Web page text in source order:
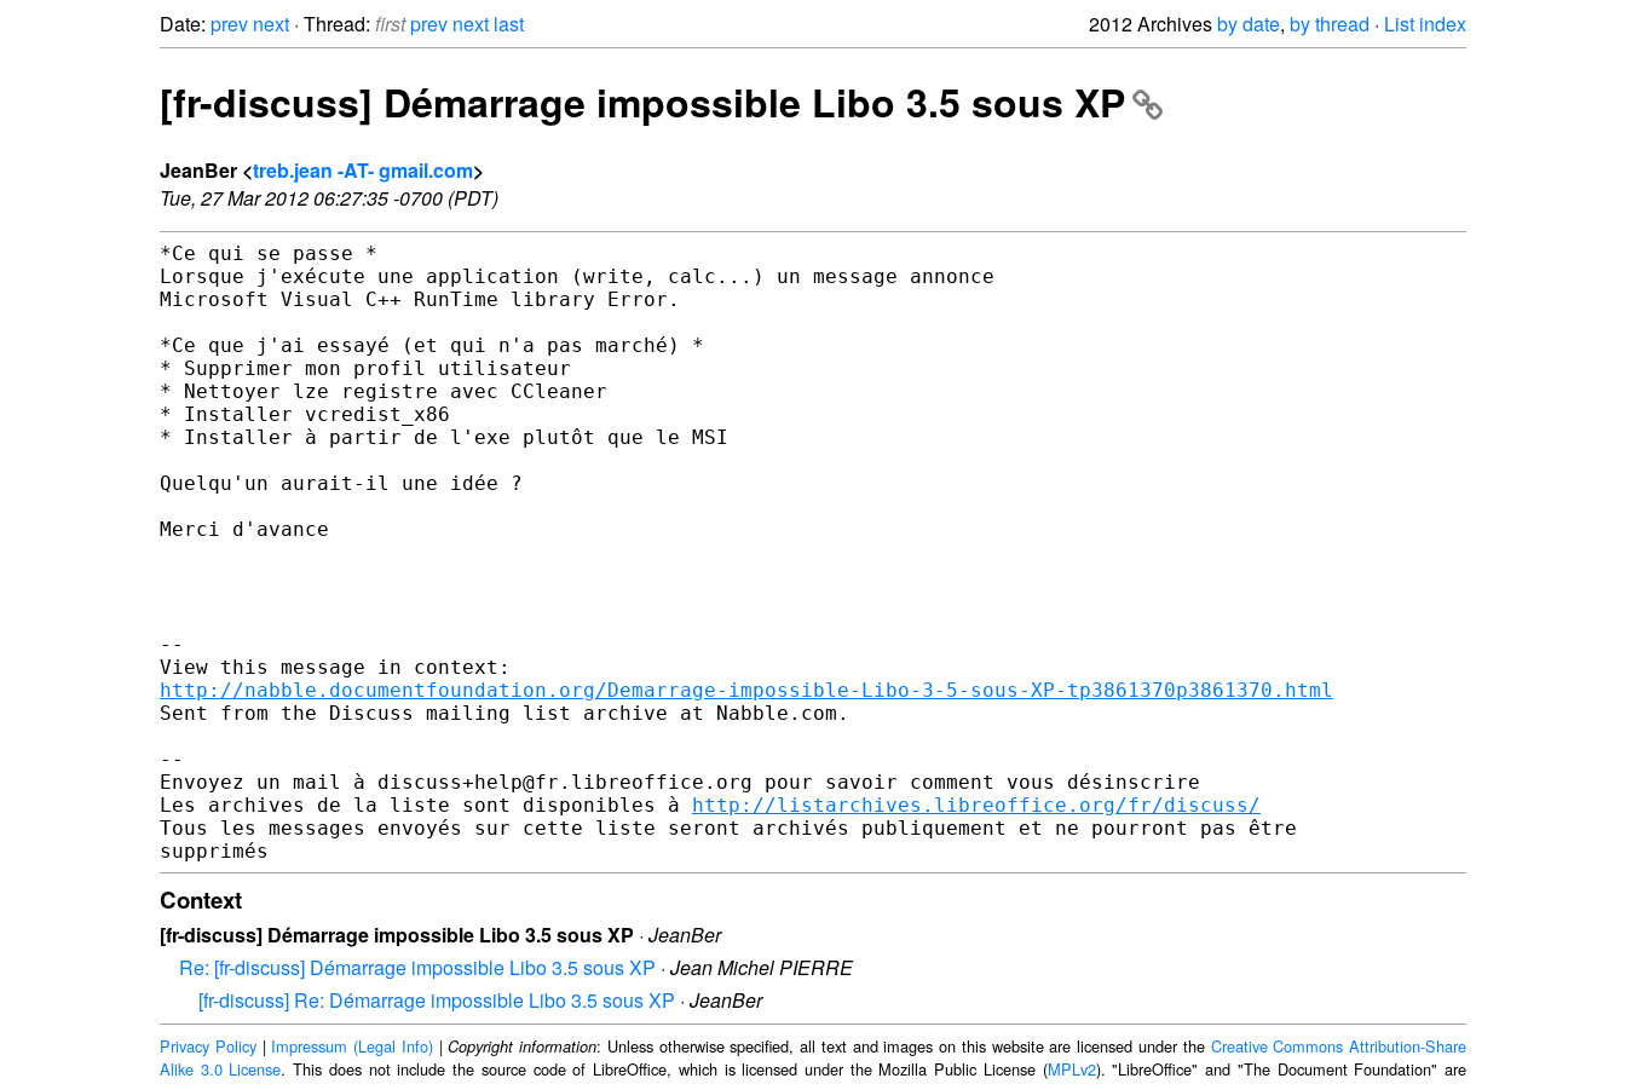
Date: prev next · Thread: firstprev next last 2012 Archivesby date, by thread · List index
[fr-discuss] Démarrage impossible Libo 3.5 sous XP
JeanBer <treb.jean -AT- gmail.com>
Tue, 27 Mar 2012 06:27:35 -0700 (PDT)
*Ce qui se passe *
Lorsque j'exécute une application (write, calc...) un message annonce
Microsoft Visual C++ RunTime library Error.
*Ce que j'ai essayé (et qui n'a pas marché) *
* Supprimer mon profil utilisateur
* Nettoyer lze registre avec CCleaner
* Installer vcredist_x86
* Installer à partir de l'exe plutôt que le MSI
Quelqu'un aurait-il une idée ?
Merci d'avance
--
http://nabble.documentfoundation.org/Demarrage-impossible-Libo-3-5-sous-XP-tp3861370p3861370.html
Sent from the Discuss mailing list archive at Nabble.com.
--
Envoyez un mail à discuss+help@fr.libreoffice.org pour savoir comment vous désinscrire
Les archives de la liste sont disponibles à http://listarchives.libreoffice.org/fr/discuss/
Tous les messages envoyés sur cette liste seront archivés publiquement et ne pourront pas être
Context
[fr-discuss] Démarrage impossible Libo 3.5 sous XP · JeanBer
Re: [fr-discuss] Démarrage impossible Libo 3.5 sous XP · Jean Michel PIERRE
[fr-discuss] Re: Démarrage impossible Libo 3.5 sous XP · JeanBer
Privacy Policy| Impressum (Legal Info)|Copyright information: Unless otherwise specified, all text and images on this website are licensed under the Creative Commons Attribution-Share
Alike 3.0 License. This does not include the source code of LibreOffice, which is licensed under the Mozilla Public License (MPLv2). "LibreOffice" and "The Document Foundation" are